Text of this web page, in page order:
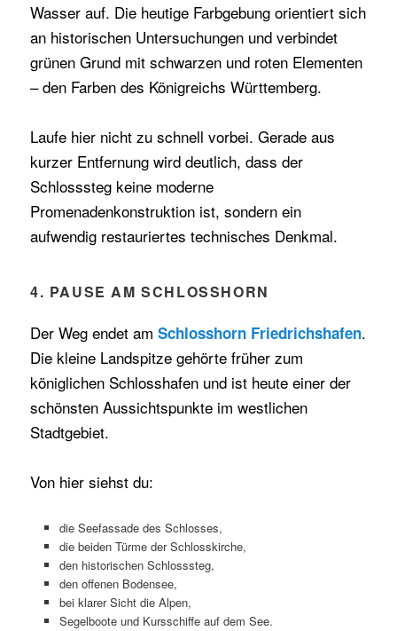
Wasser auf. Die heutige Farbgebung orientiert sich
an historischen Untersuchungen und verbindet
grünen Grund mit schwarzen und roten Elementen
– den Farben des Königreichs Württemberg.
Laufe hier nicht zu schnell vorbei. Gerade aus
kurzer Entfernung wird deutlich, dass der
Schlosssteg keine moderne
Promenadenkonstruktion ist, sondern ein
aufwendig restauriertes technisches Denkmal.
4. PAUSE AM SCHLOSSHORN
Der Weg endet amSchlosshorn Friedrichshafen.
Die kleine Landspitze gehörte früher zum
königlichen Schlosshafen und ist heute einer der
schönsten Aussichtspunkte im westlichen
Stadtgebiet.
Von hier siehst du:
die Seefassade des Schlosses,
die beiden Türme der Schlosskirche,
den historischen Schlosssteg,
den offenen Bodensee,
bei klarer Sicht die Alpen,
Segelboote und Kursschiffe auf dem See.